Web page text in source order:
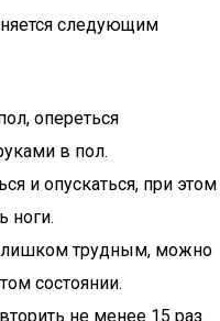
следующим
опереться
в пол.
и опускаться, при этом
ноги.
трудным, можно
состоянии.
не менее 15 раз.